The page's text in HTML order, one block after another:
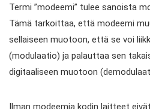
Termi ”modeemi” tulee sanoista
Tämä tarkoittaa, että modeemi
sellaiseen muotoon, että se voi
(modulaatio) ja palauttaa sen
digitaaliseen muotoon
Ilman modeemia kodin laitteet